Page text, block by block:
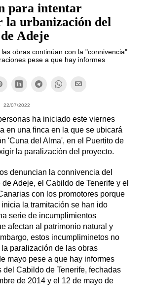
para intentar
la urbanización del
Adeje
obras continúan con la "connivencia"
pese a que hay informes
22/07/2022
ha iniciado este viernes
en una finca en la que se ubicará
'Cuna del Alma', en el Puertito de
la paralización del proyecto.
denuncian la connivencia del
Adeje, el Cabildo de Tenerife y el
con los promotores porque
la tramitación se han ido
serie de incumplimientos
afectan al patrimonio natural y
estos incumpliminetos no
la paralización de las obras
mayo pese a que hay informes
del Cabildo de Tenerife, fechadas
de 2014 y el 12 de mayo de